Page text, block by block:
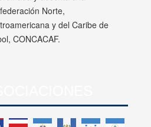
Norte,
y del Caribe de
CONCACAF.